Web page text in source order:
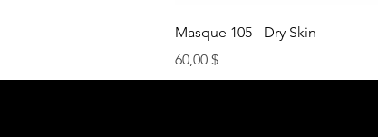
Aperçu rapide
Masque 105 - Dry Skin
Prix
60,00 $